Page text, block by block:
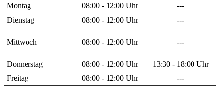
Montag 08:00 - 12:00 Uhr
---
Dienstag
08:00 - 12:00 Uhr ---
Mittwoch 08:00 - 12:00 Uhr ---
Donnerstag 08:00 - 12:00 Uhr
13:30 - 18:00 Uhr
Freitag
08:00 - 12:00 Uhr ---